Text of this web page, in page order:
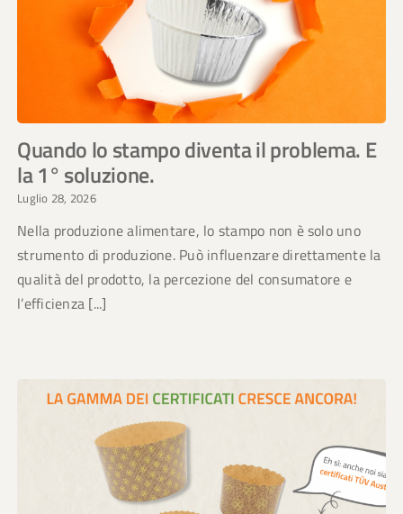
Quando lo stampo diventa il problema. E
la 1° soluzione.
Luglio 28, 2026
Nella produzione alimentare, lo stampo non è solo uno
strumento di produzione. Può influenzare direttamente la
qualità del prodotto, la percezione del consumatore e
l’efficienza [...]